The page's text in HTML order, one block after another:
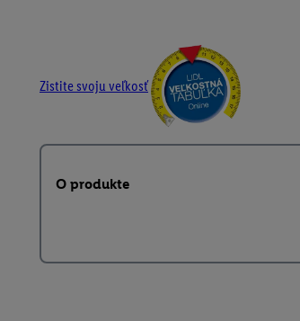
Zistite svoju veľkosť
O produkte